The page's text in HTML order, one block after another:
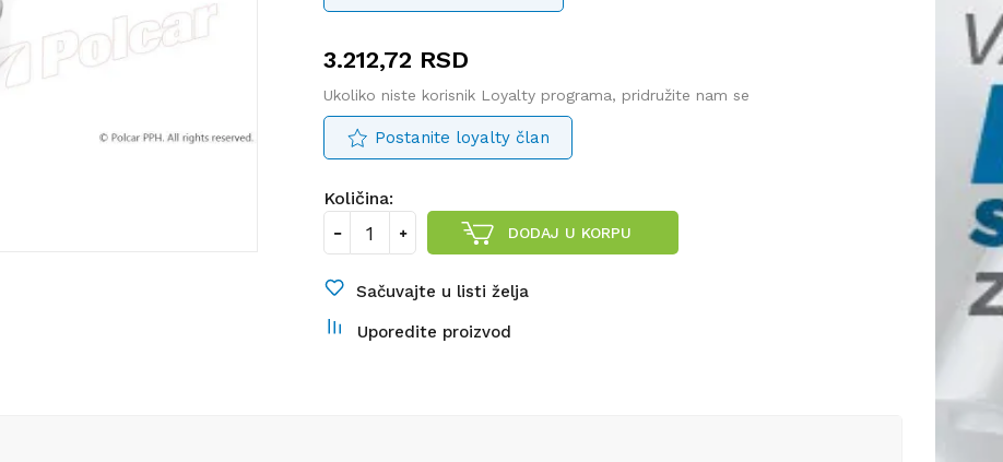
3.212,72 RSD
Ukoliko niste korisnik Loyalty programa, pridružite nam se
Postanite loyalty član
Količina:
DODAJ U KORPU
Sačuvajte u listi želja
Uporedite proizvod